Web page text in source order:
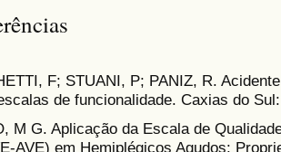
F; STUANI, P; PANIZ, R.
de funcionalidade. Caxias do
M G. Aplicação da Escala de
AVE) em Hemiplégicos Agudos: